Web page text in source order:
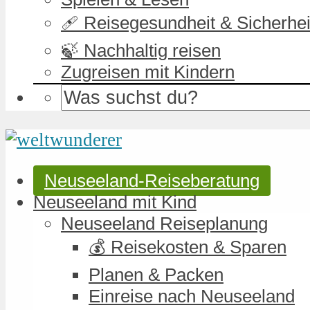
🩹 Reisegesundheit &
🍃 Nachhaltig reisen
Zugreisen mit Kindern
Neuseeland-Reiseberatung
Neuseeland mit Kind
Neuseeland Reiseplanung
💰 Reisekosten & Sparen
Planen & Packen
Einreise nach Neuseeland